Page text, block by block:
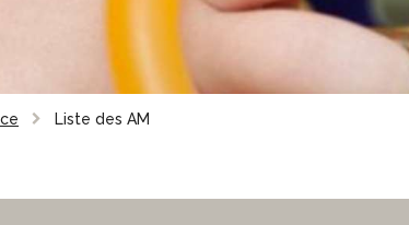
Liste des AM